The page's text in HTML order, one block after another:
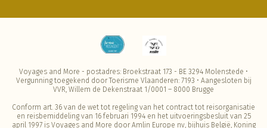
Voyages and More - postadres: Broekstraat 173 - BE 3294 Molenstede •
Vergunning toegekend door Toerisme Vlaanderen: 7193 • Aangesloten bij
VVR, Willem de Dekenstraat 1/0001 – 8000 Brugge
Conform art. 36 van de wet tot regeling van het contract tot reisorganisatie
en reisbemiddeling van 16 februari 1994 en het uitvoeringsbesluit van 25
april 1997 is Voyages and More door Amlin Europe nv, bijhuis België, Koning